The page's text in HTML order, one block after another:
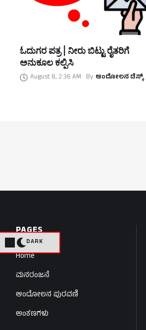
DARK
ಓದುಗರ ಪತ್ರ | ನೀರು ಬಿಟ್ಟು ರೈತರಿಗೆ
ಅನುಕೂಲ ಕಲ್ಪಿಸಿ
August 8, 2:36 AM By ಆಂದೋಲನ ಡೆಸ್ಕ್
PAGES
Home
ಮನರಂಜನೆ
ಆಂದೋಲನ ಪುರವಣಿ
ಅಂಕಣಗಳು